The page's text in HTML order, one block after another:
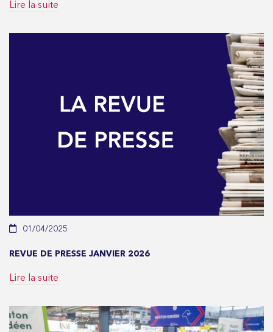
Lire la suite
01/04/2025
REVUE DE PRESSE JANVIER 2026
Lire la suite